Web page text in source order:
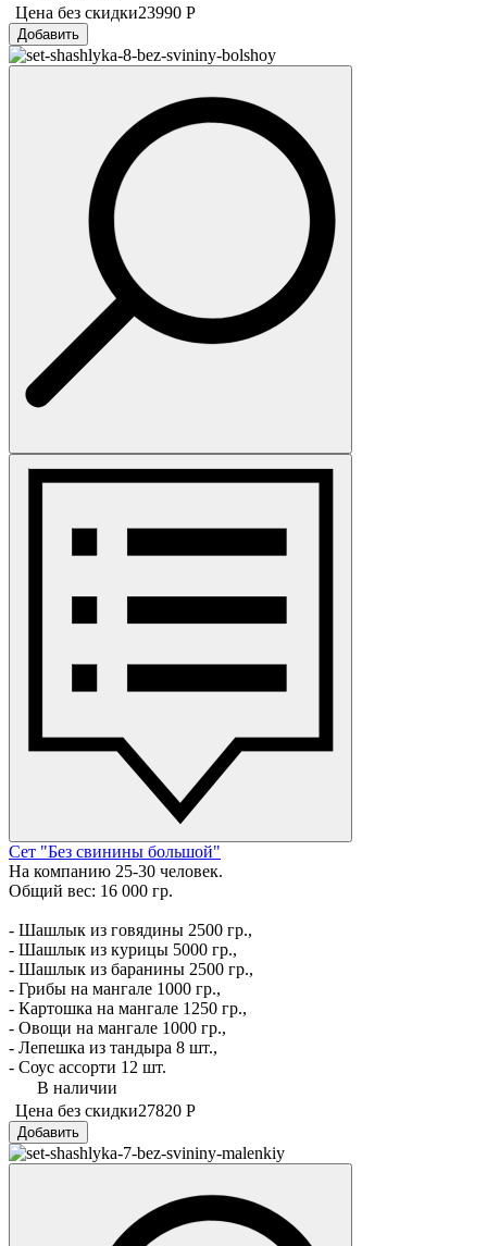
Цена без скидки23990 Р
Добавить
Сет "Без свинины большой"
На компанию 25-30 человек.
Общий вес: 16 000 гр.
- Шашлык из говядины 2500 гр.,
- Шашлык из курицы 5000 гр.,
- Шашлык из баранины 2500 гр.,
- Грибы на мангале 1000 гр.,
- Картошка на мангале 1250 гр.,
- Овощи на мангале 1000 гр.,
- Лепешка из тандыра 8 шт.,
- Соус ассорти 12 шт.
В наличии
Цена без скидки27820 Р
Добавить